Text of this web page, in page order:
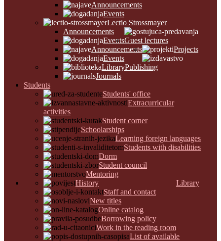
Announcements
Events
Lectio Strossmayer
Announcements
EventsGuest lectures
Announcements
Events
Projects
Publishing
Library
Journals
Students
Students' office
Extracurricular
activities
Student corner
Schoolarships
Learning foreign languages
Students with disabilities
Dorm
Student council
Mentoring
Library
History
Staff and contact
New titles
Online catalog
Borrowing policy
Work in the reading room
List of available